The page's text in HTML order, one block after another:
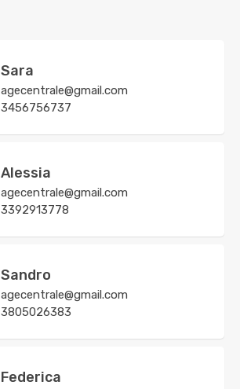
Sara
agecentrale@gmail.com
3456756737
Alessia
agecentrale@gmail.com
3392913778
Sandro
agecentrale@gmail.com
3805026383
Federica